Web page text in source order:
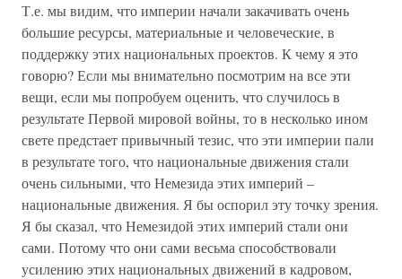
Т.е. мы видим, что империи начали закачивать очень
большие ресурсы, материальные и человеческие, в
поддержку этих национальных проектов. К чему я это
говорю? Если мы внимательно посмотрим на все эти
вещи, если мы попробуем оценить, что случилось в
результате Первой мировой войны, то в несколько ином
свете предстает привычный тезис, что эти империи пали
в результате того, что национальные движения стали
очень сильными, что Немезида этих империй –
национальные движения. Я бы оспорил эту точку зрения.
Я бы сказал, что Немезидой этих империй стали они
сами. Потому что они сами весьма способствовали
усилению этих национальных движений в кадровом,